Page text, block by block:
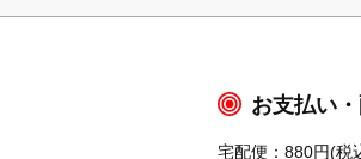
お支払い
宅配便：880円(